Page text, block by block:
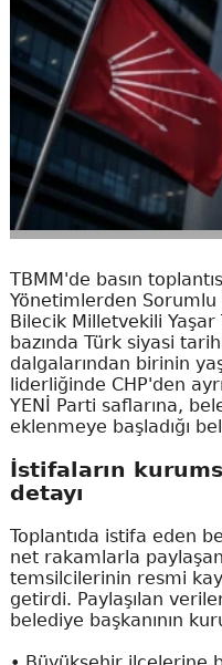
TBMM'de basın
Yönetimlerden Sorumlu
Bilecik Milletvekili
bazında Türk siyasi
dalgalarından birinin
liderliğinde CHP'den
YENİ Parti saflarına,
eklenmeye başladığı
İstifaların
detayı
Toplantıda istifa eden
net rakamlarla
temsilcilerinin resmi
getirdi. Paylaşılan
belediye başkanının